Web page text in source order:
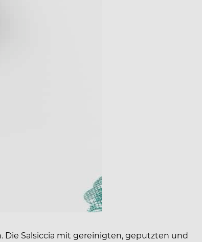
Die Salsiccia mit gereinigten, geputzten und